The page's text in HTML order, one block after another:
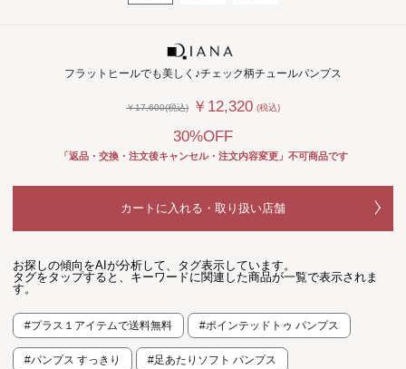
フラットヒールでも美しく♪チェック柄チュールパンプス
￥17,600(税込) ￥12,320 (税込)
30%OFF
「返品・交換・注文後キャンセル・注文内容変更」不可商品です
カートに入れる・取り扱い店舗
お探しの傾向をAIが分析して、タグ表示しています。
タグをタップすると、キーワードに関連した商品が一覧で表示されま
す。
#プラス１アイテムで送料無料 #ポインテッドトゥ パンプス
#パンプス すっきり #足あたりソフト パンプス